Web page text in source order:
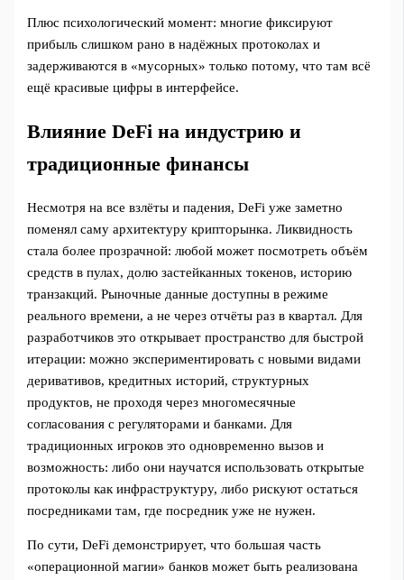
Плюс психологический момент: многие фиксируют
прибыль слишком рано в надёжных протоколах и
задерживаются в «мусорных» только потому, что там всё
ещё красивые цифры в интерфейсе.
Влияние DeFi на индустрию и
традиционные финансы
Несмотря на все взлёты и падения, DeFi уже заметно
поменял саму архитектуру крипторынка. Ликвидность
стала более прозрачной: любой может посмотреть объём
средств в пулах, долю застейканных токенов, историю
транзакций. Рыночные данные доступны в режиме
реального времени, а не через отчёты раз в квартал. Для
разработчиков это открывает пространство для быстрой
итерации: можно экспериментировать с новыми видами
деривативов, кредитных историй, структурных
продуктов, не проходя через многомесячные
согласования с регуляторами и банками. Для
традиционных игроков это одновременно вызов и
возможность: либо они научатся использовать открытые
протоколы как инфраструктуру, либо рискуют остаться
посредниками там, где посредник уже не нужен.
По сути, DeFi демонстрирует, что большая часть
«операционной магии» банков может быть реализована